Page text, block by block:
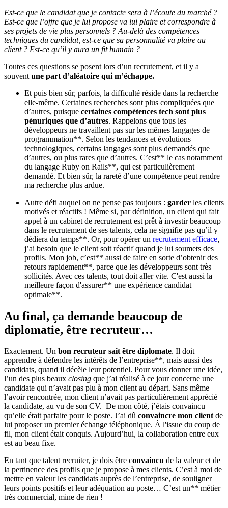
Est-ce que le candidat que je contacte sera à l’écoute du marché ?
Est-ce que l’offre que je lui propose va lui plaire et correspondre à
ses projets de vie plus personnels ? Au-delà des compétences
techniques du candidat, est-ce que sa personnalité va plaire au
client ? Est-ce qu’il y aura un fit humain ?
Toutes ces questions se posent lors d’un recrutement, et il y a
souvent une part d’aléatoire qui m’échappe.
Et puis bien sûr, parfois, la difficulté réside dans la recherche
elle-même. Certaines recherches sont plus compliquées que
d’autres, puisque certaines compétences tech sont plus
pénuriques que d’autres. Rappelons que tous les
développeurs ne travaillent pas sur les mêmes langages de
programmation**. Selon les tendances et évolutions
technologiques, certains langages sont plus demandés que
d’autres, ou plus rares que d’autres. C’est** le cas notamment
du langage Ruby on Rails**, qui est particulièrement
demandé. Et bien sûr, la rareté d’une compétence peut rendre
ma recherche plus ardue.
Autre défi auquel on ne pense pas toujours : garder les clients
motivés et réactifs ! Même si, par définition, un client qui fait
appel à un cabinet de recrutement est prêt à investir beaucoup
dans le recrutement de ses talents, cela ne signifie pas qu’il y
dédiera du temps**. Or, pour opérer un recrutement efficace,
j’ai besoin que le client soit réactif quand je lui soumets des
profils. Mon job, c’est** aussi de faire en sorte d’obtenir des
retours rapidement**, parce que les développeurs sont très
sollicités. Avec ces talents, tout doit aller vite. C'est aussi la
meilleure façon d'assurer** une expérience candidat
optimale**.
Au final, ça demande beaucoup de
diplomatie, être recruteur…
Exactement. Un bon recruteur sait être diplomate. Il doit
apprendre à défendre les intérêts de l’entreprise**, mais aussi des
candidats, quand il décèle leur potentiel. Pour vous donner une idée,
l’un des plus beaux closing que j’ai réalisé à ce jour concerne une
candidate qui n’avait pas plu à mon client au départ. Sans même
l’avoir rencontrée, mon client n’avait pas particulièrement apprécié
la candidate, au vu de son CV. De mon côté, j’étais convaincu
qu’elle était parfaite pour le poste. J’ai dû convaincre mon clientde
lui proposer un premier échange téléphonique. À l'issue du coup de
fil, mon client était conquis. Aujourd’hui, la collaboration entre eux
est au beau fixe.
En tant que talent recruiter, je dois être convaincu de la valeur et de
la pertinence des profils que je propose à mes clients. C’est à moi de
mettre en valeur les candidats auprès de l’entreprise, de souligner
leurs points positifs et leur adéquation au poste… C’est un** métier
très commercial, mine de rien !